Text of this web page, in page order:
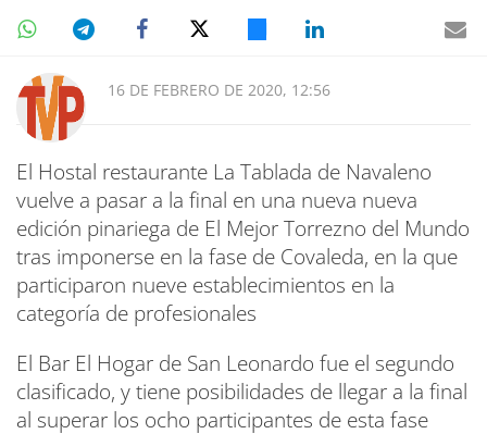
16 DE FEBRERO DE 2020, 12:56
El Hostal restaurante La Tablada de Navaleno
vuelve a pasar a la final en una nueva nueva
edición pinariega de El Mejor Torrezno del Mundo
tras imponerse en la fase de Covaleda, en la que
participaron nueve establecimientos en la
categoría de profesionales
El Bar El Hogar de San Leonardo fue el segundo
clasificado, y tiene posibilidades de llegar a la final
al superar los ocho participantes de esta fase